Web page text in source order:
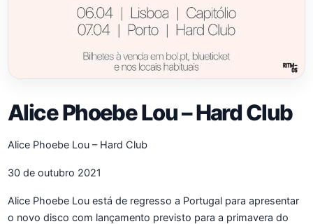
Alice Phoebe Lou – Hard Club
Alice Phoebe Lou – Hard Club
30 de outubro 2021
Alice Phoebe Lou está de regresso a Portugal para apresentar
o novo disco com lançamento previsto para a primavera do